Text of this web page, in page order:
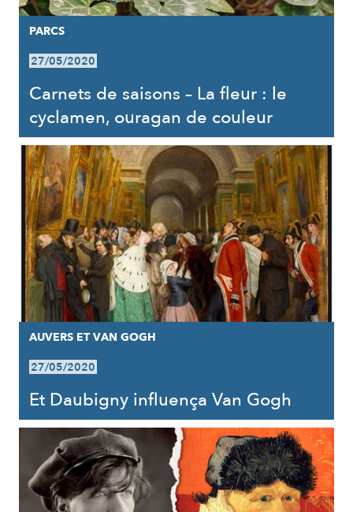
PARCS
27/05/2020
Carnets de saisons – La fleur : le
cyclamen, ouragan de couleur
AUVERS ET VAN GOGH
27/05/2020
Et Daubigny influença Van Gogh